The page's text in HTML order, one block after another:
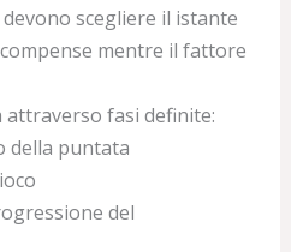
scegliere il istante
mentre il fattore
attraverso fasi definite:
della puntata
del